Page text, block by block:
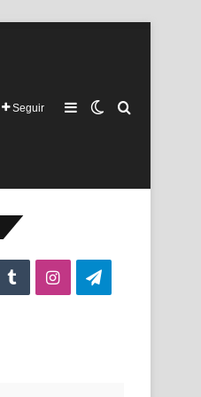
Seguir Barra lateral
Switch skin
TumblrInstagramTelegram